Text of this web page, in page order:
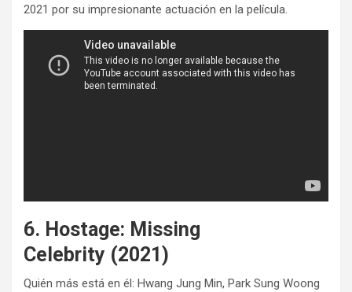
2021 por su impresionante actuación en la película.
6. Hostage: Missing
Celebrity (2021)
Quién más está en él: Hwang Jung Min, Park Sung Woong